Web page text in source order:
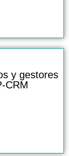
y gestores
CRM